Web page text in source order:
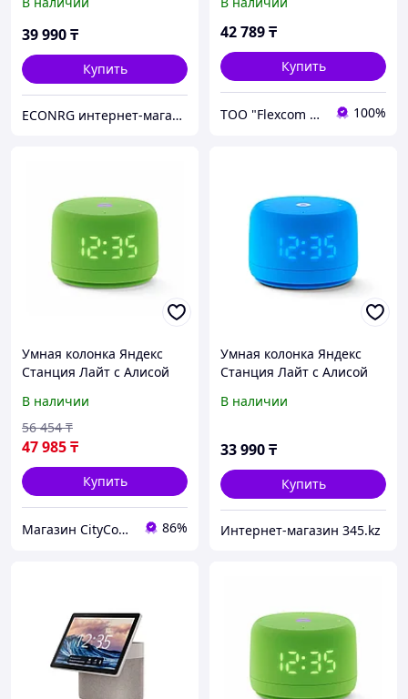
39 990₸
Купить
ECONRG интернет-магазин
Коралловый
42 789₸
Купить
ТОО "Flexcom LTD" 100%
Умная колонка Яндекс
Станция Лайт с Алисой
Зеленый
В наличии
47 985₸
56 454 ₸
Купить
Магазин CityCom.kz +7-727-250-1209 86%
Умная колонка Яндекс
Станция Лайт с Алисой
В наличии
33 990₸
Купить
Интернет-магазин 345.kz